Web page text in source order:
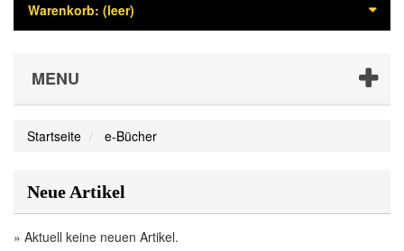
Warenkorb: (leer)
MENU
Startseite e-Bücher
Neue Artikel
» Aktuell keine neuen Artikel.